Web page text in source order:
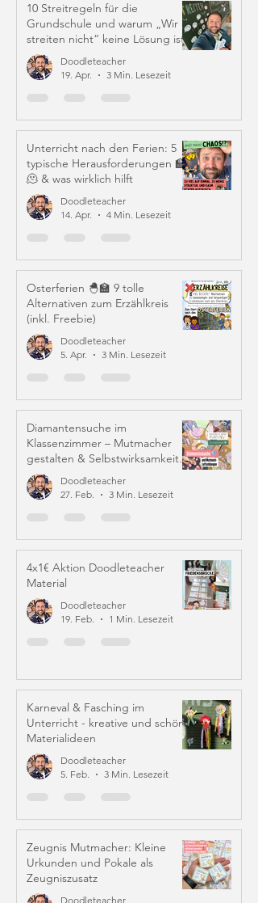
10 Streitregeln für die
Grundschule und warum „Wir
streiten nicht“ keine Lösung ist
Doodleteacher
19. Apr.
3 Min. Lesezeit
Unterricht nach den Ferien: 5
typische Herausforderungen 🏫
🫠 & was wirklich hilft
Doodleteacher
14. Apr.
4 Min. Lesezeit
Osterferien 🐣🏫 9 tolle
Alternativen zum Erzählkreis
(inkl. Freebie)
Doodleteacher
5. Apr.
3 Min. Lesezeit
Diamantensuche im
Klassenzimmer – Mutmacher
gestalten & Selbstwirksamkeit
stärken Doodleteacher
27. Feb.
3 Min. Lesezeit
4x1€ Aktion Doodleteacher
Material
Doodleteacher
19. Feb.
1 Min. Lesezeit
Karneval & Fasching im
Unterricht - kreative und schöne
Materialideen
Doodleteacher
5. Feb.
3 Min. Lesezeit
Zeugnis Mutmacher: Kleine
Urkunden und Pokale als
Zeugniszusatz
Doodleteacher